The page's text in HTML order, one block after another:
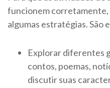
funcionem
algumas estratégias. São
Explorar diferentes
contos, poemas,
discutir suas